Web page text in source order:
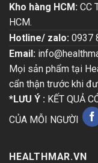
Kho hàng HCM: CC
HCM.
Hotline/ zalo: 0937
Email:
Mọi sản phẩm tại
cẩn thận trước khi
*LƯU Ý : KẾT QUẢ
CỦA MỖI NGƯỜI
HEALTHMAR.VN